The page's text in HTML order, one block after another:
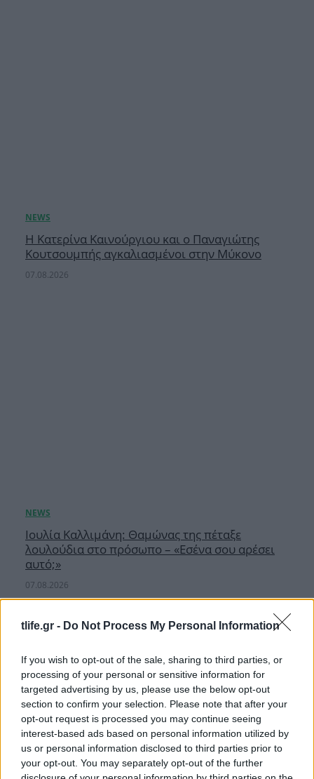
tlife.gr - Do Not Process My Personal Information
If you wish to opt-out of the sale, sharing to third parties, or
processing of your personal or sensitive information for
targeted advertising by us, please use the below opt-out
section to confirm your selection. Please note that after your
opt-out request is processed you may continue seeing
interest-based ads based on personal information utilized by
us or personal information disclosed to third parties prior to
your opt-out. You may separately opt-out of the further
Η Κατερίνα Καινούργιου και ο Παναγιώτης
Κουτσουμπής αγκαλιασμένοι στην Μύκονο
07.08.2026
Ιουλία Καλλιμάνη: Θαμώνας της πέταξε
λουλούδια στο πρόσωπο – «Εσένα σου αρέσει
αυτό;»
07.08.2026